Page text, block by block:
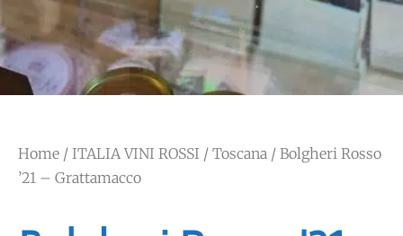
Home / ITALIA VINI ROSSI / Toscana / Bolgheri Rosso
’21 – Grattamacco